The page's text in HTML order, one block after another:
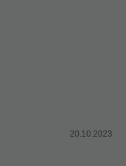
20.10.2023